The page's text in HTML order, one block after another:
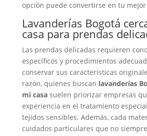
opción puede convertirse en tu
Lavanderías Bogotá
casa para prendas
Las prendas delicadas requieren
específicos y procedimientos
conservar sus características
razón, quienes buscan lavanderías
mi casasuelen priorizar empresas
experiencia en el tratamiento
tejidos sensibles. Además, cada
cuidados particulares que no